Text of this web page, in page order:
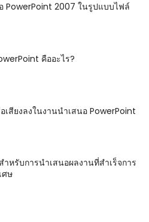
PowerPoint 2007 ในรูปแบบไฟล์
คืออะไร?
เสียงลงในงานนำเสนอ PowerPoint
ำหรับการนำเสนอผลงานที่สำเร็จการ
ศษ